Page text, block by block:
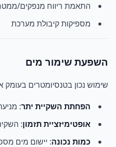
התאמת ריווח מנפקים/
מספיקות קיבולת מערכת
השפעת שימור מים
שימוש נכון בטנסיומטרים בעומק
הפחתת השקיית יתר:
אופטימיזציית תזמון:
כמות נכונה: יישום מים